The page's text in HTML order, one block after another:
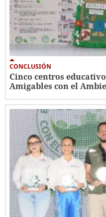
CONCLUSIÓN
Cinco centros
Amigables con el